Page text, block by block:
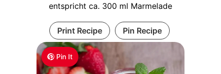
Pin It
entspricht ca. 300 ml Marmelade
Print Recipe Pin Recipe